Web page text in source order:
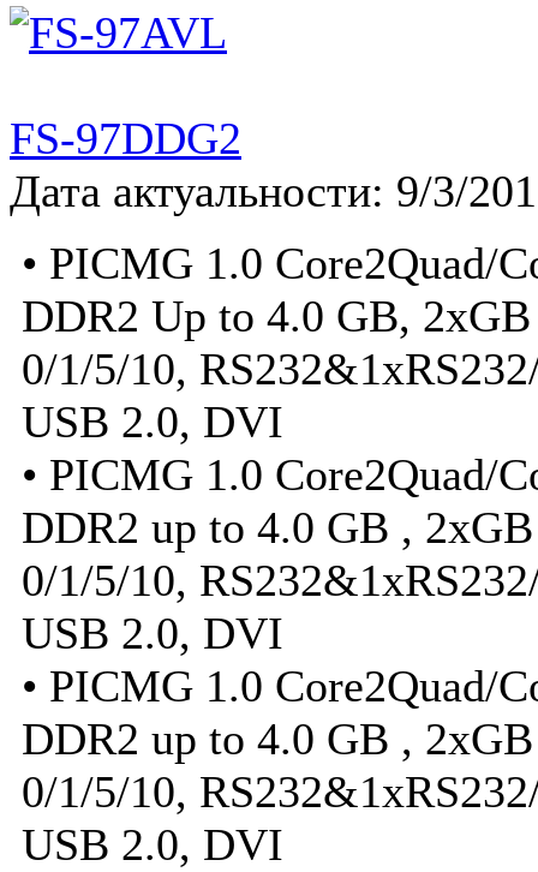
FS-97DDG2
Дата актуальности: 9/3/
• PICMG 1.0 Core2Quad/
DDR2 Up to 4.0 GB,
0/1/5/10,
USB 2.0, DVI
• PICMG 1.0 Core2Quad/
DDR2 up to 4.0 GB ,
0/1/5/10,
USB 2.0, DVI
• PICMG 1.0 Core2Quad/
DDR2 up to 4.0 GB ,
0/1/5/10,
USB 2.0, DVI